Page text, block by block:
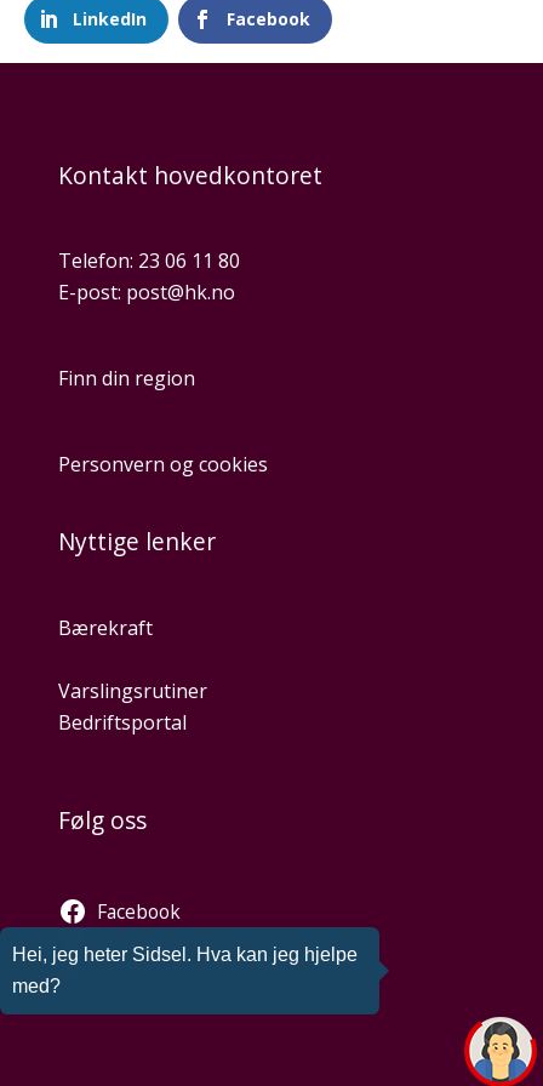
LinkedIn Facebook
Kontakt hovedkontoret
Telefon: 23 06 11 80
E-post: post@hk.no
Finn din region
Personvern og cookies
Nyttige lenker
Bærekraft
Varslingsrutiner
Bedriftsportal
Følg oss
Facebook
Twitter
Instagram
Hei, jeg heter Sidsel. Hva kan jeg hjelpe
med?